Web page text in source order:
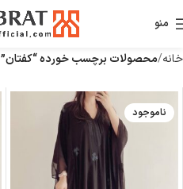
منو
خانه محصولات برچسب خورده “کفتان”
ناموجود